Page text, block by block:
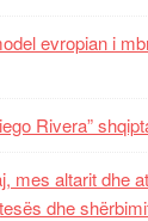
evropian i
Rivera”
mes altarit dhe
dhe